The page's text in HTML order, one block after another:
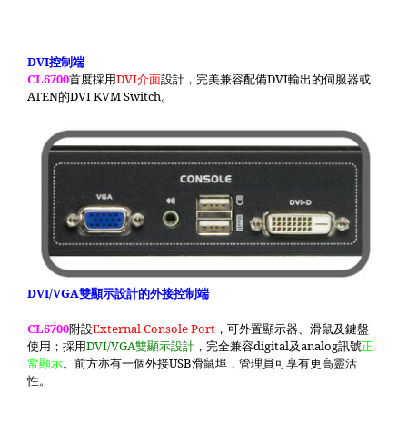
DVI控制端
CL6700首度採用DVI介面設計，完美兼容配備DVI輸出的伺服器或
ATEN的DVI KVM Switch。
DVI/VGA雙顯示設計的外接控制端
CL6700附設External Console Port ，可外置顯示器、滑鼠及鍵盤
使用；採用DVI/VGA雙顯示設計 ，完全兼容digital及analog訊號正
常顯示。前方亦有一個外接USB滑鼠埠，管理員可享有更高靈活
性。